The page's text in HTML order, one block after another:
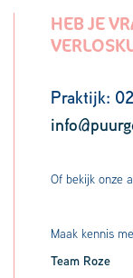
HEB JE
Praktijk:
Of bekijk onze
Maak kennis
Team Roze